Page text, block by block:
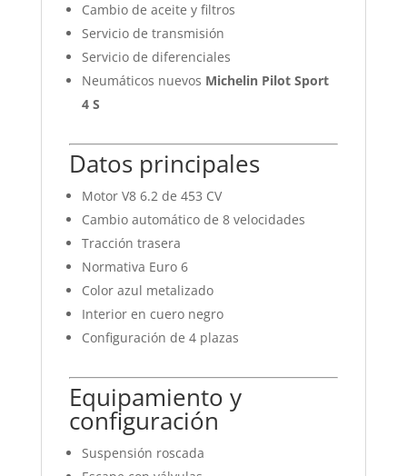
Cambio de aceite y filtros
Servicio de transmisión
Servicio de diferenciales
Neumáticos nuevos Michelin Pilot Sport
4 S
Datos principales
Motor V8 6.2 de 453 CV
Cambio automático de 8 velocidades
Tracción trasera
Normativa Euro 6
Color azul metalizado
Interior en cuero negro
Configuración de 4 plazas
Equipamiento y
configuración
Suspensión roscada